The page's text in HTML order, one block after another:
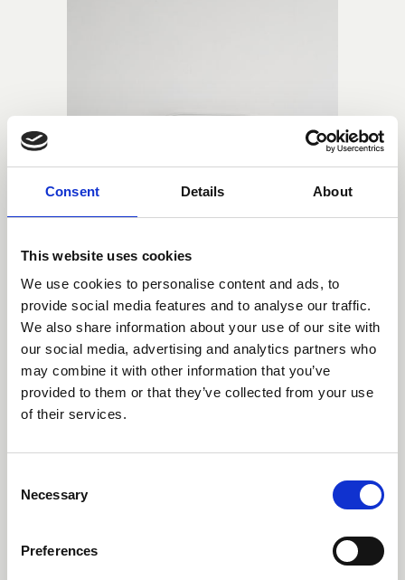
Consent Details About
This website uses cookies
We use cookies to personalise content and ads, to
provide social media features and to analyse our traffic.
We also share information about your use of our site with
our social media, advertising and analytics partners who
may combine it with other information that you’ve
provided to them or that they’ve collected from your use
of their services.
Selection
Necessary
Preferences